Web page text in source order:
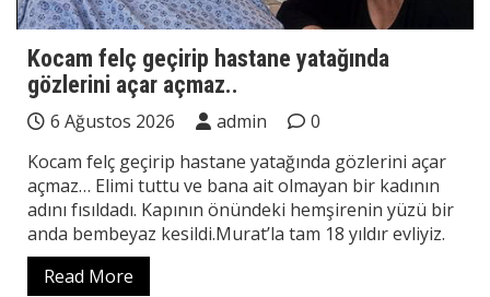
Kocam felç geçirip hastane yatağında
gözlerini açar açmaz..
6 Ağustos 2026 admin
0
Kocam felç geçirip hastane yatağında gözlerini açar
açmaz… Elimi tuttu ve bana ait olmayan bir kadının
adını fısıldadı. Kapının önündeki hemşirenin yüzü bir
anda bembeyaz kesildi.Murat’la tam 18 yıldır evliyiz.
Read More